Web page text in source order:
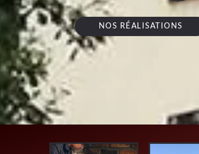
NOS RÉALISATIONS